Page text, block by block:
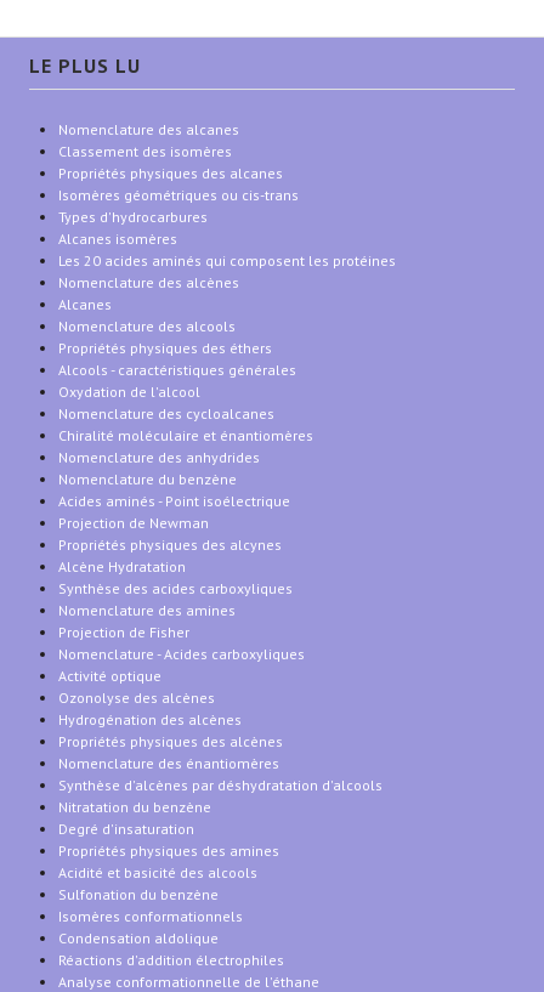
LE PLUS LU
Nomenclature des alcanes
Classement des isomères
Propriétés physiques des alcanes
Isomères géométriques ou cis-trans
Types d'hydrocarbures
Alcanes isomères
Les 20 acides aminés qui composent les protéines
Nomenclature des alcènes
Alcanes
Nomenclature des alcools
Propriétés physiques des éthers
Alcools - caractéristiques générales
Oxydation de l'alcool
Nomenclature des cycloalcanes
Chiralité moléculaire et énantiomères
Nomenclature des anhydrides
Nomenclature du benzène
Acides aminés - Point isoélectrique
Projection de Newman
Propriétés physiques des alcynes
Alcène Hydratation
Synthèse des acides carboxyliques
Nomenclature des amines
Projection de Fisher
Nomenclature - Acides carboxyliques
Activité optique
Ozonolyse des alcènes
Hydrogénation des alcènes
Propriétés physiques des alcènes
Nomenclature des énantiomères
Synthèse d'alcènes par déshydratation d'alcools
Nitratation du benzène
Degré d'insaturation
Propriétés physiques des amines
Acidité et basicité des alcools
Sulfonation du benzène
Isomères conformationnels
Condensation aldolique
Réactions d'addition électrophiles
Analyse conformationnelle de l'éthane